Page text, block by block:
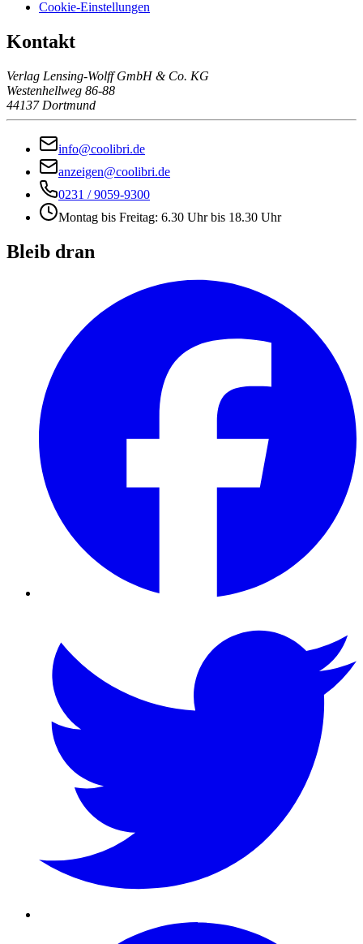
Cookie-Einstellungen
Kontakt
Verlag Lensing-Wolff GmbH & Co. KG
Westenhellweg 86-88
44137 Dortmund
info@coolibri.de
anzeigen@coolibri.de
0231 / 9059-9300
Montag bis Freitag: 6.30 Uhr bis 18.30 Uhr
Bleib dran